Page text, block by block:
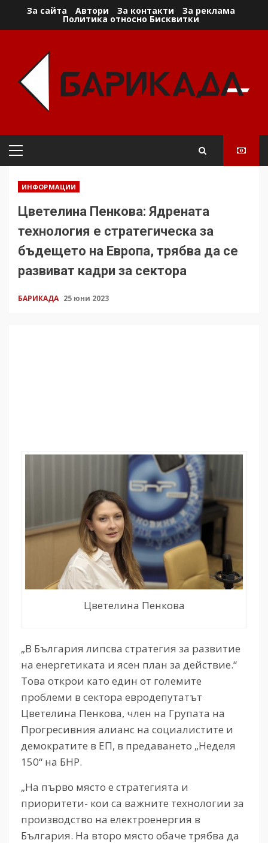
За сайта Автори За контакти За реклама
Политика относно Бисквитки
Primary
ИНФОРМАЦИИ
Цветелина Пенкова: Ядрената
технология е стратегическа за
бъдещето на Европа, трябва да се
развиват кадри за сектора
БАРИКАДА 25 юни 2023
Цветелина Пенкова
„В България липсва стратегия за развитие
на енергетиката и ясен план за действие.“
Това открои като един от големите
проблеми в сектора евродепутатът
Цветелина Пенкова, член на Групата на
Прогресивния алианс на социалистите и
демократите в ЕП, в предаването „Неделя
150“ на БНР.
„На първо място е стратегията и
приоритети- кои са важните технологии за
производство на електроенергия в
България. На второ място обаче трябва да